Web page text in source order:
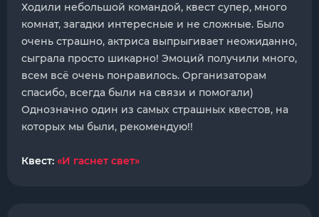
Ходили небольшой командой, квест супер, много
комнат, загадки интересные и не сложные. Было
очень страшно, актриса выпрыгивает неожиданно,
сыграла просто шикарно! Эмоций получили много,
всем всë очень понравилось. Организаторам
спасибо, всегда были на связи и помогали)
Однозначно один из самых страшных квестов, на
которых мы были, рекомендую!!
Квест: «И гаснет свет»